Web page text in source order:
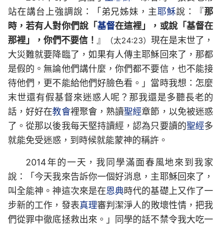
站在講台上強調說：「弟兄姊妹，主耶穌說：『那
時，若有人對你們說「基督在這裡」，或說「基督在
那裡」，你們不要信！ 』 （太24:23） 現在是末世了，
大災難就要降臨了，如果有人傳主耶穌回來了，那都
是假的。無論他們講什麼，你們都不要信，也不能接
待他們，更不能給他們好臉色看。」當時我想：怎麼
末世還有假基督來迷惑人呢？那我還是多聽長老的
話，好好在教會裡聚會，熟讀聖經章節，以免被迷惑
了。從那以後我每天堅持讀經，認為只要讀的聖經多
就能免受迷惑，到時候就能蒙神的稱許。
2014年的一天，我同學滿面春風地來到我家
說：「今天我來告訴你一個好消息，主耶穌回來了，
叫全能神。神這次來是在恩典時代的基礎上又作了一
步新的工作，發表真理審判潔淨人的敗壞性情，把我
們從罪中徹底拯救出來。」同學的話不禁令我大吃一